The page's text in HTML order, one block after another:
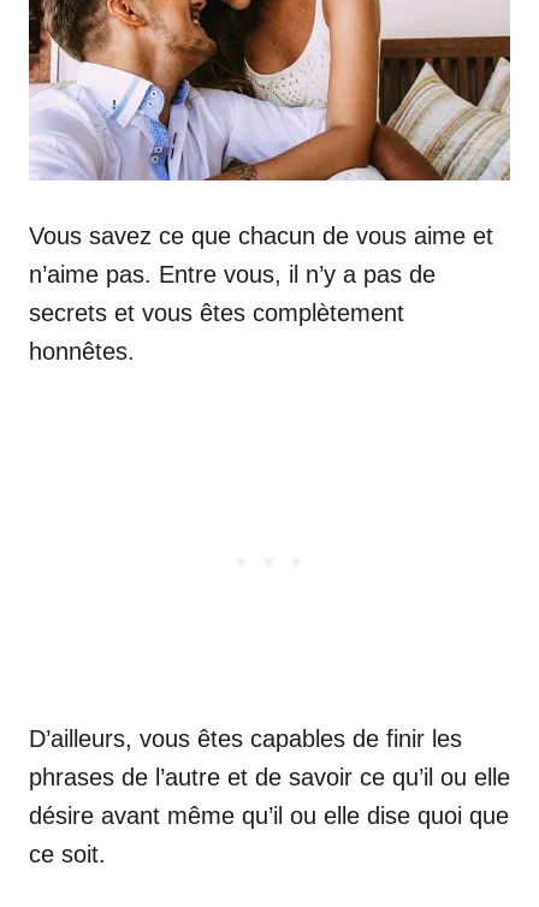
Vous savez ce que chacun de vous aime et
n’aime pas. Entre vous, il n’y a pas de
secrets et vous êtes complètement
honnêtes.
D’ailleurs, vous êtes capables de finir les
phrases de l’autre et de savoir ce qu’il ou elle
désire avant même qu’il ou elle dise quoi que
ce soit.